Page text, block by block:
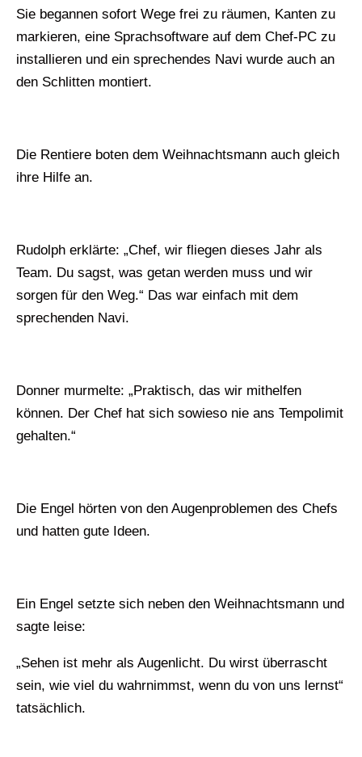
Sie begannen sofort Wege frei zu räumen, Kanten zu
markieren, eine Sprachsoftware auf dem Chef-PC zu
installieren und ein sprechendes Navi wurde auch an
den Schlitten montiert.
Die Rentiere boten dem Weihnachtsmann auch gleich
ihre Hilfe an.
Rudolph erklärte: „Chef, wir fliegen dieses Jahr als
Team. Du sagst, was getan werden muss und wir
sorgen für den Weg.“ Das war einfach mit dem
sprechenden Navi.
Donner murmelte: „Praktisch, das wir mithelfen
können. Der Chef hat sich sowieso nie ans Tempolimit
gehalten.“
Die Engel hörten von den Augenproblemen des Chefs
und hatten gute Ideen.
Ein Engel setzte sich neben den Weihnachtsmann und
sagte leise:
„Sehen ist mehr als Augenlicht. Du wirst überrascht
sein, wie viel du wahrnimmst, wenn du von uns lernst“
tatsächlich.